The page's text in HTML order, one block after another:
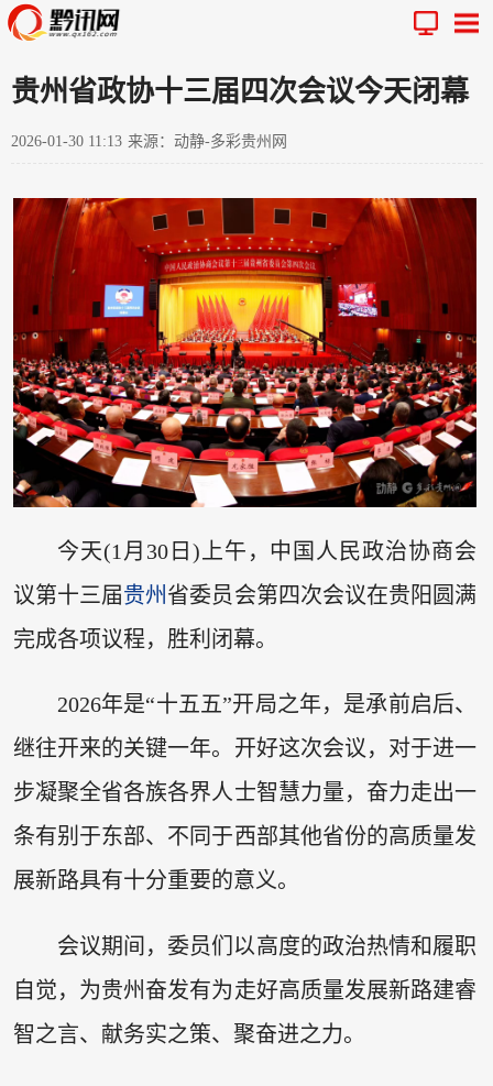
贵州省政协十三届四次会议今天闭幕
2026-01-30 11:13 来源：动静-多彩贵州网
今天(1月30日)上午，中国人民政治协商会
议第十三届贵州 省委员会第四次会议在贵阳圆满
完成各项议程，胜利闭幕。
2026年是“十五五”开局之年，是承前启后、
继往开来的关键一年。开好这次会议，对于进一
步凝聚全省各族各界人士智慧力量，奋力走出一
条有别于东部、不同于西部其他省份的高质量发
展新路具有十分重要的意义。
会议期间，委员们以高度的政治热情和履职
自觉，为贵州奋发有为走好高质量发展新路建睿
智之言、献务实之策、聚奋进之力。